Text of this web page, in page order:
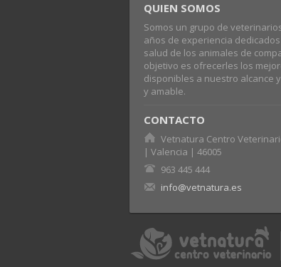
QUIEN SOMOS
Somos un grupo de
años de experiencia
salud de los animales de
objetivo es ofrecerles los
disponibles a nuestro alcance
y amable.
CONTACTO
Vetnatura Centro
| Valencia | 46005
963 445 444
info@vetnatura.es